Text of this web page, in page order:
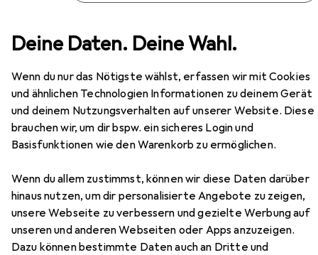
Deine Daten. Deine Wahl.
Wenn du nur das Nötigste wählst, erfassen wir mit Cookies
und ähnlichen Technologien Informationen zu deinem Gerät
und deinem Nutzungsverhalten auf unserer Website. Diese
brauchen wir, um dir bspw. ein sicheres Login und
Basisfunktionen wie den Warenkorb zu ermöglichen.
Wenn du allem zustimmst, können wir diese Daten darüber
hinaus nutzen, um dir personalisierte Angebote zu zeigen,
unsere Webseite zu verbessern und gezielte Werbung auf
unseren und anderen Webseiten oder Apps anzuzeigen.
Dazu können bestimmte Daten auch an Dritte und
car 1:14 (green) Land Rover Defender E327-003
EUR
33,90 statt EUR
35,90
Double
Remote-controlled car 1:14
(green) Land Rover Defender E327-
003
RTR Ready-to-Run
Zubehör für Double Remote-
controlled car 1:14 (green) Land
Rover Defender E327-003